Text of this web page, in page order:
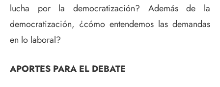
lucha por la democratización? Además de la
democratización, ¿cómo entendemos las demandas
en lo laboral?
APORTES PARA EL DEBATE